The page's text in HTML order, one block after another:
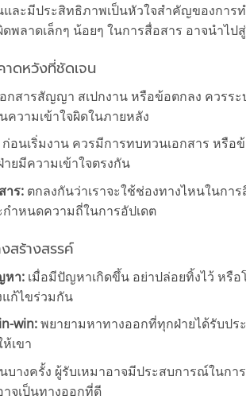
และมีประสิทธิภาพเป็นหัวใจสำคัญของการ
ดพลาดเล็กๆ น้อยๆ ในการสื่อสาร อาจนำไ
ดหวังที่ชัดเจน
กสารสัญญา สเปกงาน หรือข้อตกลง ควรระ
ความเข้าใจผิดในภายหลัง
อนเริ่มงาน ควรมีการทบทวนเอกสาร หรือ
ยมีความเข้าใจตรงกัน
าร:ตกลงกันว่าเราจะใช้ช่องทางไหนในกา
ำหนดความถี่ในการอัปเดต
สร้างสรรค์
หา:เมื่อมีปัญหาเกิดขึ้น อย่าปล่อยทิ้งไว้ หรื
แก้ไขร่วมกัน
win:พยายามหาทางออกที่ทุกฝ่ายได้รับปร
เขา
บางครั้ง ผู้รับเหมาอาจมีประสบการณ์ในก
จเป็นทางออกที่ดี